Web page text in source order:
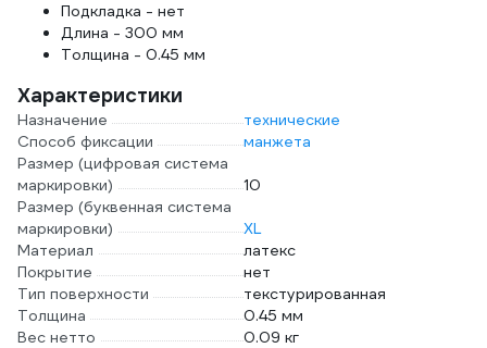
Подкладка - нет
Длина - 300 мм
Толщина - 0.45 мм
Характеристики
Назначение
технические
Способ фиксации
манжета
Размер (цифровая система
маркировки)
10
Размер (буквенная система
маркировки)
XL
Материал
латекс
Покрытие
нет
Тип поверхности
текстурированная
Толщина
0.45 мм
Вес нетто
0.09 кг